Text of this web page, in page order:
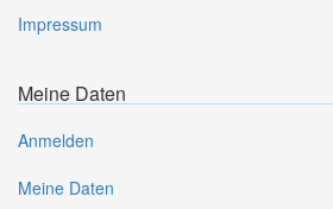
Impressum
Meine Daten
Anmelden
Meine Daten